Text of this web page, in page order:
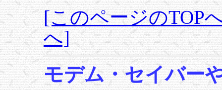
[このページのTOP
へ]
モデム・セイバー